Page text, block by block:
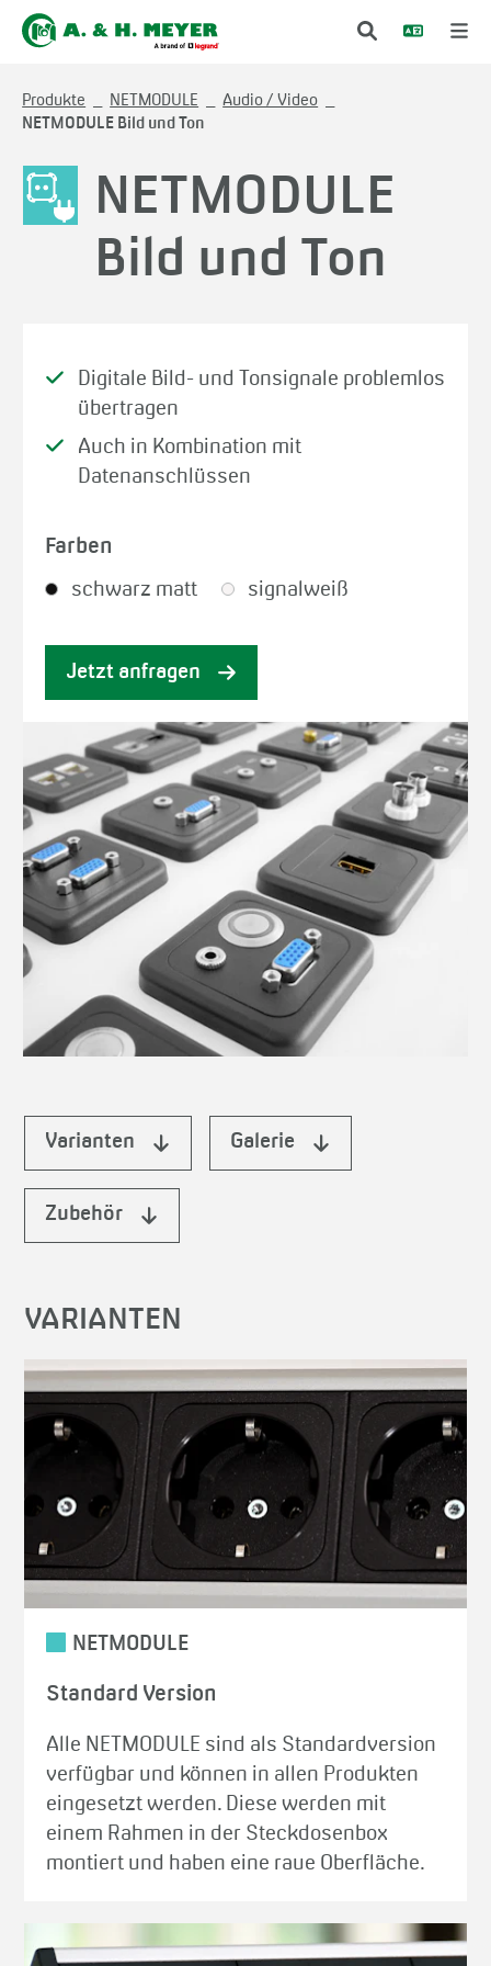
Produkte NETMODULE
Audio / Video
NETMODULE Bild und Ton
NETMODULE
Bild und Ton
Digitale Bild- und Tonsignale problemlos
übertragen
Auch in Kombination mit
Datenanschlüssen
Farben
schwarz matt signalweiß
Jetzt anfragen
Varianten Galerie
Zubehör
VARIANTEN
NETMODULE
Standard Version
Alle NETMODULE sind als Standardversion
verfügbar und können in allen Produkten
eingesetzt werden. Diese werden mit
einem Rahmen in der Steckdosenbox
montiert und haben eine raue Oberfläche.